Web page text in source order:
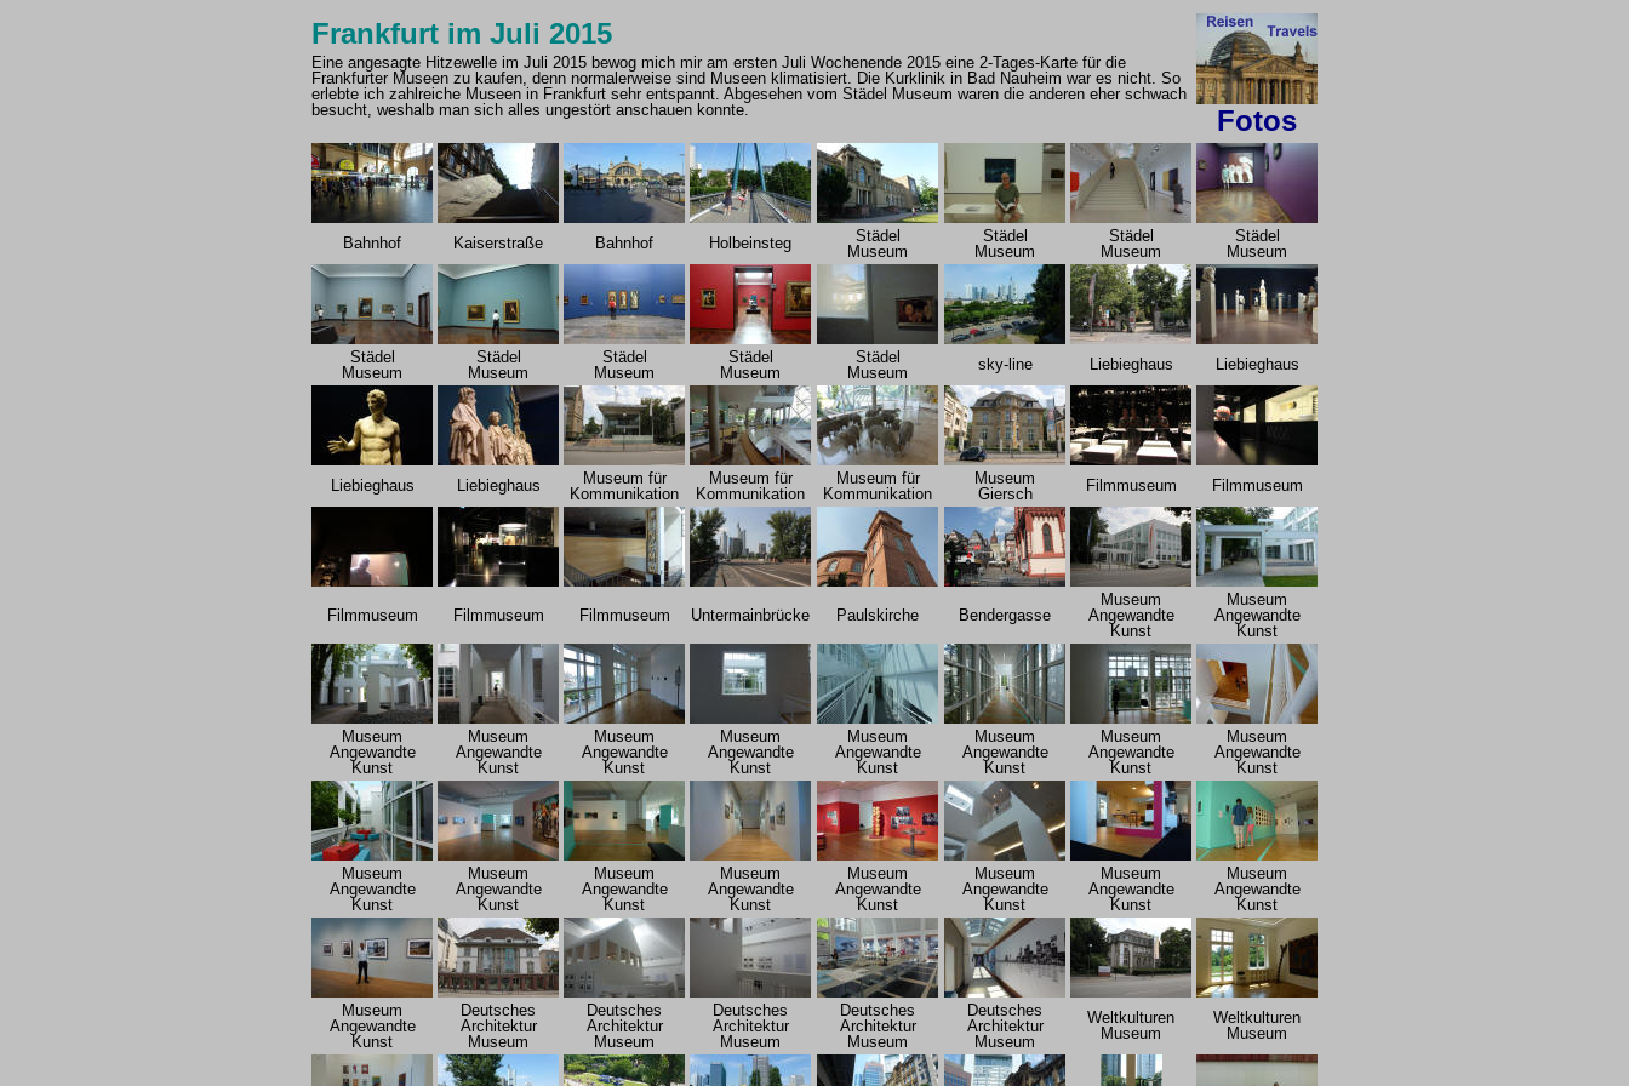
Frankfurt im Juli 2015
Eine angesagte Hitzewelle im Juli 2015 bewog mich mir am ersten Juli Wochenende 2015 eine 2-Tages-Karte für die
Frankfurter Museen zu kaufen, denn normalerweise sind Museen klimatisiert. Die Kurklinik in Bad Nauheim war es nicht. So
erlebte ich zahlreiche Museen in Frankfurt sehr entspannt. Abgesehen vom Städel Museum waren die anderen eher schwach
besucht, weshalb man sich alles ungestört anschauen konnte.
Fotos
Bahnhof Kaiserstraße Bahnhof Holbeinsteg
Städel
Museum
Städel
Museum
Städel
Museum
Städel
Museum
Städel
Museum
Städel
Museum
Städel
Museum
Städel
Museum
Städel
Museum
sky-line Liebieghaus Liebieghaus
Liebieghaus Liebieghaus
Museum für
Kommunikation
Museum für
Kommunikation
Museum für
Kommunikation
Museum
Giersch
Filmmuseum Filmmuseum
Filmmuseum Filmmuseum Filmmuseum Untermainbrücke Paulskirche Bendergasse
Museum
Angewandte
Kunst
Museum
Angewandte
Kunst
Museum
Angewandte
Kunst
Museum
Angewandte
Kunst
Museum
Angewandte
Kunst
Museum
Angewandte
Kunst
Museum
Angewandte
Kunst
Museum
Angewandte
Kunst
Museum
Angewandte
Kunst
Museum
Angewandte
Kunst
Museum
Angewandte
Kunst
Museum
Angewandte
Kunst
Museum
Angewandte
Kunst
Museum
Angewandte
Kunst
Museum
Angewandte
Kunst
Museum
Angewandte
Kunst
Museum
Angewandte
Kunst
Museum
Angewandte
Kunst
Museum
Angewandte
Kunst
Deutsches
Architektur
Museum
Deutsches
Architektur
Museum
Deutsches
Architektur
Museum
Deutsches
Architektur
Museum
Deutsches
Architektur
Museum
Weltkulturen
Museum
Weltkulturen
Museum